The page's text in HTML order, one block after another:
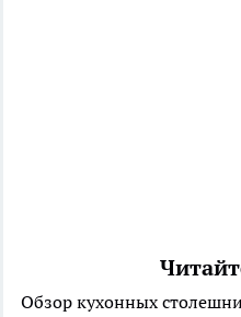
Обзор кухонных